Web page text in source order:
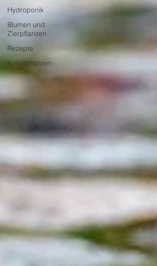
Hydroponik
Blumen und
Zierpflanzen
Rezepte
Kunstpflanzen